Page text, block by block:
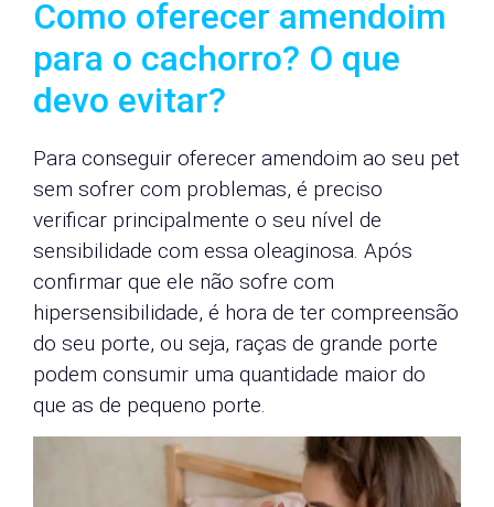
Como oferecer amendoim
para o cachorro? O que
devo evitar?
Para conseguir oferecer amendoim ao seu pet
sem sofrer com problemas, é preciso
verificar principalmente o seu nível de
sensibilidade com essa oleaginosa. Após
confirmar que ele não sofre com
hipersensibilidade, é hora de ter compreensão
do seu porte, ou seja, raças de grande porte
podem consumir uma quantidade maior do
que as de pequeno porte.